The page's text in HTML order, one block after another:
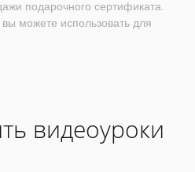
подарочного сертификата.
можете использовать для
видеоуроки